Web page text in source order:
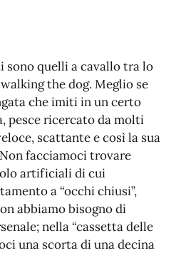
quelli a cavallo tra lo
the dog. Meglio se
che imiti in un certo
pesce ricercato da molti
scattante e così la sua
facciamoci trovare
artificiali di cui
a “occhi chiusi”,
abbiamo bisogno di
nella “cassetta delle
una scorta di una decina